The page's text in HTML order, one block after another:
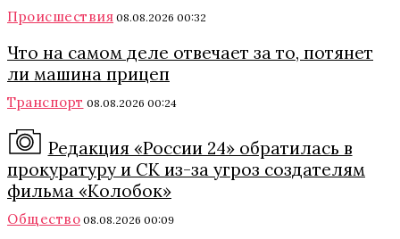
Происшествия 08.08.2026 00:32
Что на самом деле отвечает за то, потянет
ли машина прицеп
Транспорт 08.08.2026 00:24
Редакция «России 24» обратилась в
прокуратуру и СК из-за угроз создателям
фильма «Колобок»
Общество 08.08.2026 00:09